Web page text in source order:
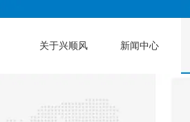
关于兴顺风 新闻中心